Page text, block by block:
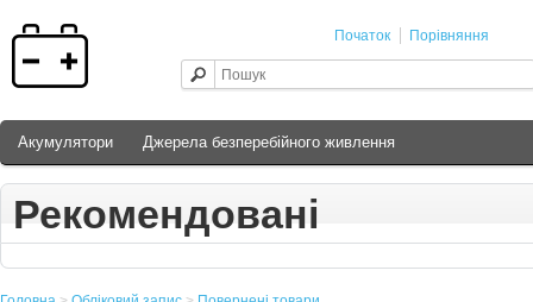
Початок Порівняння
Акумулятори Джерела безперебійного живлення
Рекомендовані